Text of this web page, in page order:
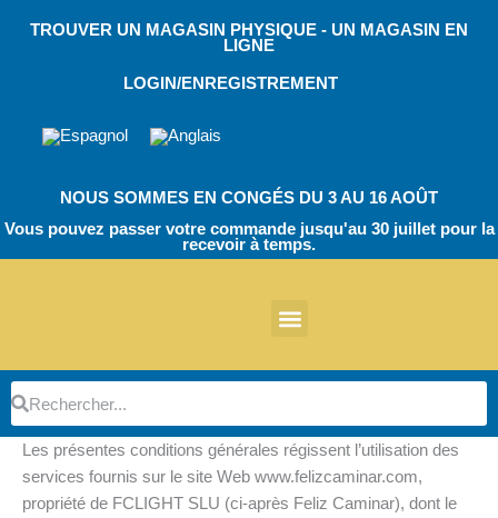
TROUVER UN MAGASIN PHYSIQUE - UN MAGASIN EN
LIGNE
LOGIN/ENREGISTREMENT
NOUS SOMMES EN CONGÉS DU 3 AU 16 AOÛT
Vous pouvez passer votre commande jusqu'au 30 juillet pour la
recevoir à temps.
Rechercher
Rechercher
Les présentes conditions générales régissent l’utilisation des
services fournis sur le site Web www.felizcaminar.com,
propriété de FCLIGHT SLU (ci-après Feliz Caminar), dont le